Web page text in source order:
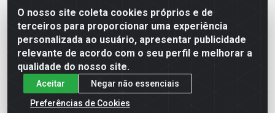
O nosso site coleta cookies próprios e de
terceiros para proporcionar uma experiência
personalizada ao usuário, apresentar publicidade
relevante de acordo com o seu perfil e melhorar a
qualidade do nosso site.
Aceitar
Negar não essenciais
Preferências de Cookies
Baixe já nosso APP
Site Seguro